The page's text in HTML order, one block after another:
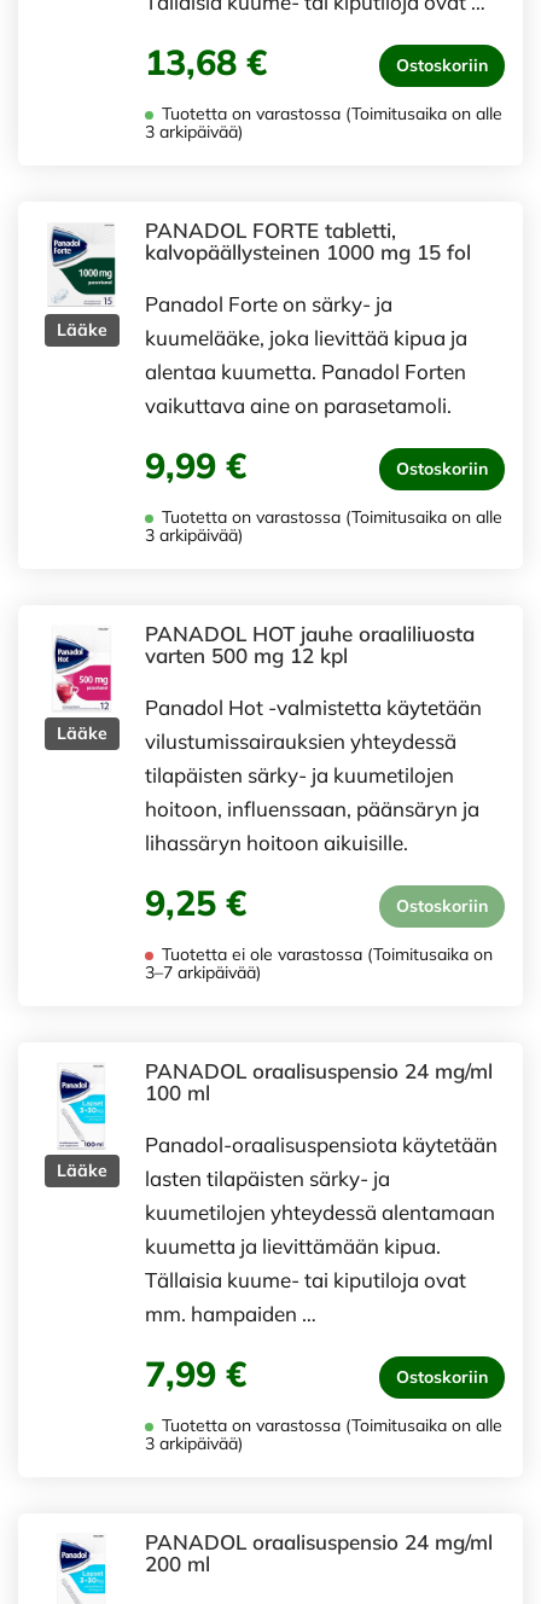
13,68 € Ostoskoriin
Tuotetta on varastossa (Toimitusaika on alle
3 arkipäivää)
Lääke
PANADOL FORTE tabletti,
kalvopäällysteinen 1000 mg 15 fol
Panadol Forte on särky- ja
kuumelääke, joka lievittää kipua ja
alentaa kuumetta. Panadol Forten
vaikuttava aine on parasetamoli.
9,99 € Ostoskoriin
Tuotetta on varastossa (Toimitusaika on alle
3 arkipäivää)
Lääke
PANADOL HOT jauhe oraaliliuosta
varten 500 mg 12 kpl
Panadol Hot -valmistetta käytetään
vilustumissairauksien yhteydessä
tilapäisten särky- ja kuumetilojen
hoitoon, influenssaan, päänsäryn ja
lihassäryn hoitoon aikuisille.
9,25 € Ostoskoriin
Tuotetta ei ole varastossa (Toimitusaika on
3–7 arkipäivää)
Lääke
PANADOL oraalisuspensio 24 mg/ml
100 ml
Panadol-oraalisuspensiota käytetään
lasten tilapäisten särky- ja
kuumetilojen yhteydessä alentamaan
kuumetta ja lievittämään kipua.
Tällaisia kuume- tai kiputiloja ovat
mm. hampaiden …
7,99 € Ostoskoriin
Tuotetta on varastossa (Toimitusaika on alle
3 arkipäivää)
PANADOL oraalisuspensio 24 mg/ml
200 ml